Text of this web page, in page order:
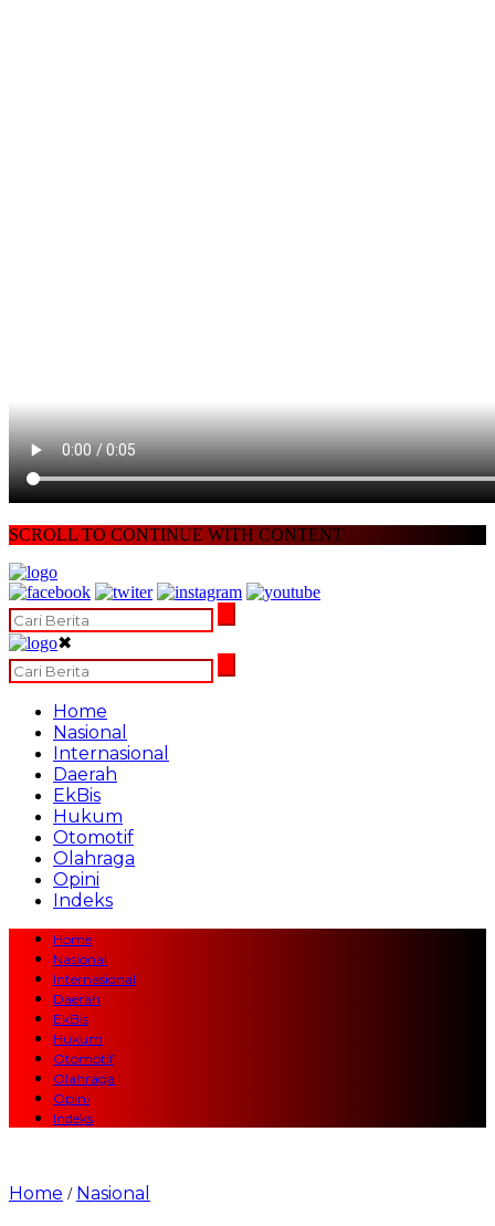
SCROLL TO CONTINUE WITH CONTENT
✖
Home
Nasional
Internasional
Daerah
EkBis
Hukum
Otomotif
Olahraga
Opini
Indeks
Home
Nasional
Internasional
Daerah
EkBis
Hukum
Otomotif
Olahraga
Opini
Indeks
Home / Nasional